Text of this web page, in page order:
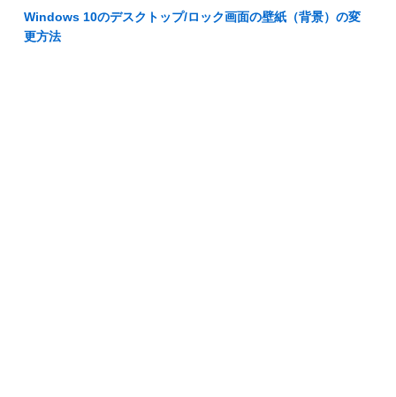
Windows 10のデスクトップ/ロック画面の壁紙（背景）の変
更方法